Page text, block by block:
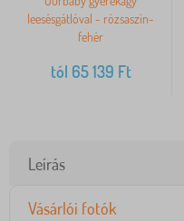
leesésgátlóval - rózsaszín-
fehér
tól 65 139 Ft
Leírás
Vásárlói fotók